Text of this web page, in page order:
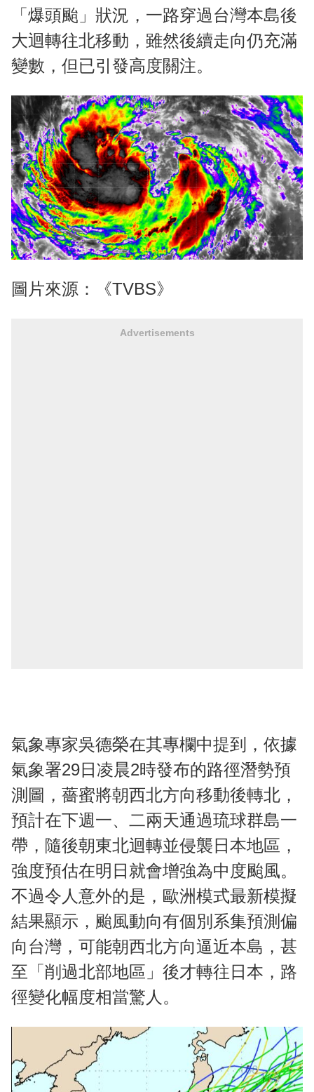
「爆頭颱」狀況，一路穿過台灣本島後
大迴轉往北移動，雖然後續走向仍充滿
變數，但已引發高度關注。
圖片來源：《TVBS》
Advertisements
氣象專家吳德榮在其專欄中提到，依據
氣象署29日凌晨2時發布的路徑潛勢預
測圖，薔蜜將朝西北方向移動後轉北，
預計在下週一、二兩天通過琉球群島一
帶，隨後朝東北迴轉並侵襲日本地區，
強度預估在明日就會增強為中度颱風。
不過令人意外的是，歐洲模式最新模擬
結果顯示，颱風動向有個別系集預測偏
向台灣，可能朝西北方向逼近本島，甚
至「削過北部地區」後才轉往日本，路
徑變化幅度相當驚人。